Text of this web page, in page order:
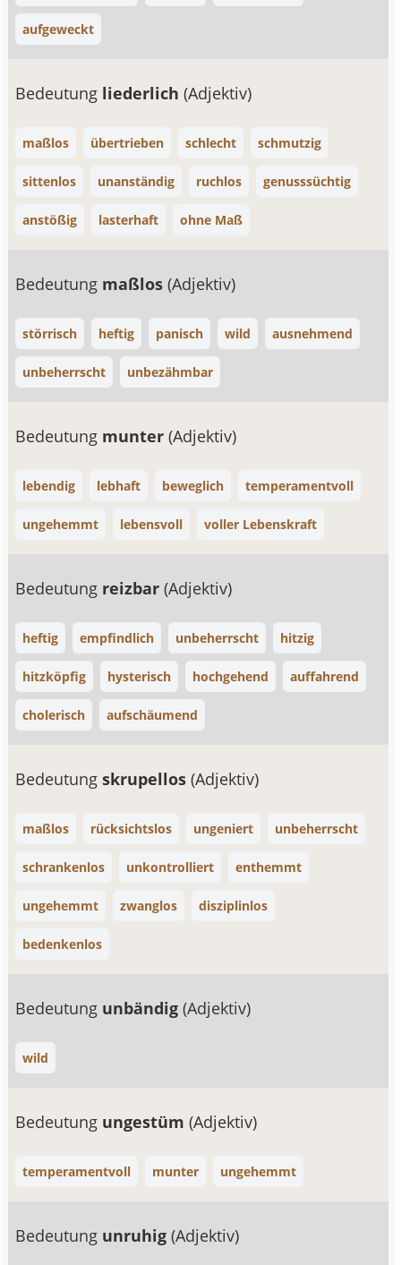
aufgeweckt
Bedeutung liederlich(Adjektiv)
maßlos übertrieben schlecht schmutzig
sittenlos unanständig ruchlos genusssüchtig
anstößig lasterhaft ohne Maß
Bedeutung maßlos(Adjektiv)
störrisch heftig panisch wild ausnehmend
unbeherrscht unbezähmbar
Bedeutung munter(Adjektiv)
lebendig lebhaft beweglich temperamentvoll
ungehemmt lebensvoll voller Lebenskraft
Bedeutung reizbar(Adjektiv)
heftig empfindlich unbeherrscht hitzig
hitzköpfig hysterisch hochgehend auffahrend
cholerisch aufschäumend
Bedeutungskrupellos(Adjektiv)
maßlos rücksichtslos ungeniert unbeherrscht
schrankenlos unkontrolliert enthemmt
ungehemmt zwanglos disziplinlos
bedenkenlos
Bedeutung unbändig(Adjektiv)
wild
Bedeutung ungestüm(Adjektiv)
temperamentvoll munter ungehemmt
Bedeutung unruhig(Adjektiv)